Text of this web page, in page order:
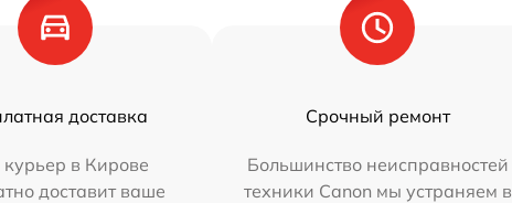
доставка
в Кирове
доставит ваше
Срочный ремонт
Большинство неисправностей
техники Canon мы устраняем в